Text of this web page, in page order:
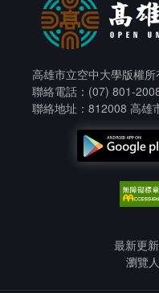
高雄市立空中大學版權所
聯絡電話：(07) 801-
聯絡地址：812008 高雄
最新更
瀏覽